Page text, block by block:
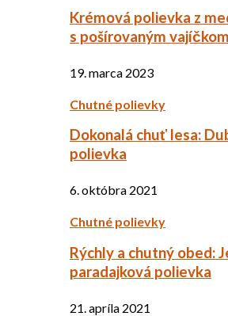
Krémová polievka z
s pošírovaným vajíčkom
19. marca 2023
Chutné polievky
Dokonalá chuť lesa:
polievka
6. októbra 2021
Chutné polievky
Rýchly a chutný obed:
paradajková polievka
21. apríla 2021